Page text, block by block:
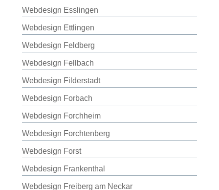
Webdesign Esslingen
Webdesign Ettlingen
Webdesign Feldberg
Webdesign Fellbach
Webdesign Filderstadt
Webdesign Forbach
Webdesign Forchheim
Webdesign Forchtenberg
Webdesign Forst
Webdesign Frankenthal
Webdesign Freiberg am Neckar